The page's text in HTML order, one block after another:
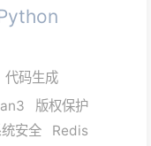
代码生成
版权保护
安全
Redis